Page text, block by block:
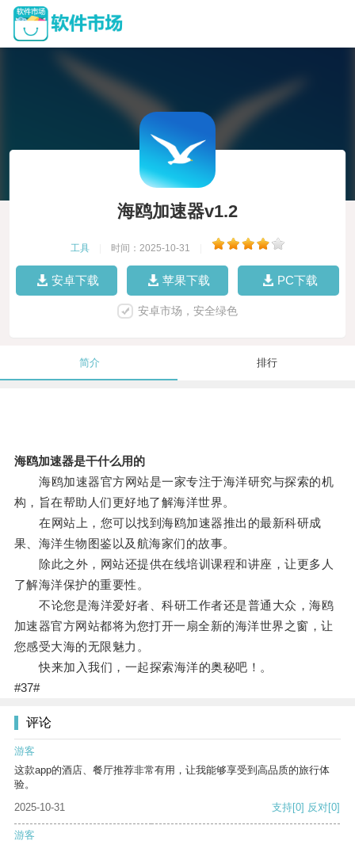
海鸥加速器v1.2
工具 时间：2025-10-31
安卓下载 苹果下载 PC下载
安卓市场，安全绿色
简介 排行
海鸥加速器是干什么用的
海鸥加速器官方网站是一家专注于海洋研究与探索的机
构，旨在帮助人们更好地了解海洋世界。
在网站上，您可以找到海鸥加速器推出的最新科研成
果、海洋生物图鉴以及航海家们的故事。
除此之外，网站还提供在线培训课程和讲座，让更多人
了解海洋保护的重要性。
不论您是海洋爱好者、科研工作者还是普通大众，海鸥
加速器官方网站都将为您打开一扇全新的海洋世界之窗，让
您感受大海的无限魅力。
快来加入我们，一起探索海洋的奥秘吧！。
#37#
评论
游客
这款app的酒店、餐厅推荐非常有用，让我能够享受到高品质的旅行体
验。
2025-10-31
支持[0] 反对[0]
游客